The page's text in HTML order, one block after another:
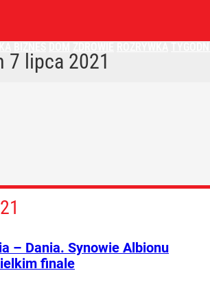
7 lipca 2021
– Dania. Synowie Albionu
finale